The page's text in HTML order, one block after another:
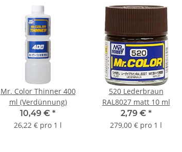
Mr. Color Thinner 400
ml (Verdünnung)
10,49 € *
26,22 € pro 1 l
520 Lederbraun
RAL8027 matt 10 ml
2,79 € *
279,00 € pro 1 l